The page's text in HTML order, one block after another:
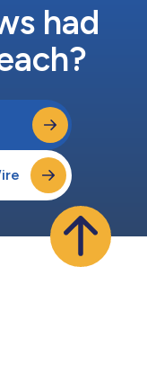
had